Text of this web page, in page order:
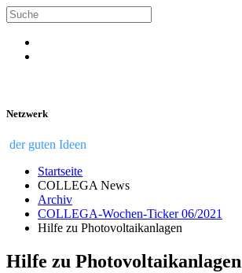
Netzwerk
der guten Ideen
Startseite
COLLEGA News
Archiv
COLLEGA-Wochen-Ticker 06/2021
Hilfe zu Photovoltaikanlagen
Hilfe zu Photovoltaikanlagen